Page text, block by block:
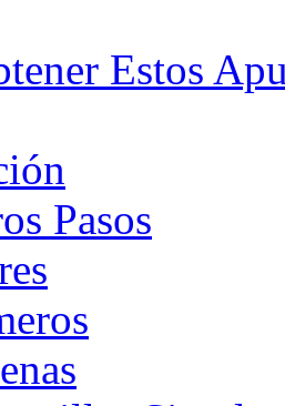
Estos
Pasos